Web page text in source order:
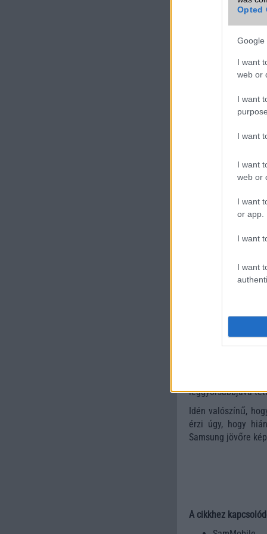
Opted
Google
I want
web or
I want
I want
I want
web or
I want
or app.
I want
I want
sorozatú
Az Exynos 2100
Qualcomm
processzora
Snapdragon 888.
közzé tett videót,
CPU, GPU és
Adreno GPU-jai,
leggyorsabbjává
Idén valószínű,
érzi úgy, hogy
Samsung jövőre
A cikkhez